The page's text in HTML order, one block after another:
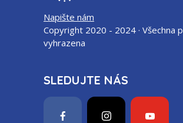
Napište nám
Copyright 2020 - 2024 · Všechna
vyhrazena
SLEDUJTE NÁS